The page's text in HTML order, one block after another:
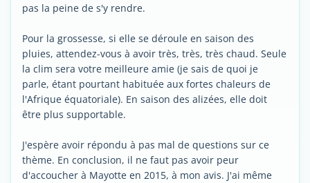
pas la peine de s'y rendre.
Pour la grossesse, si elle se déroule en saison des
pluies, attendez-vous à avoir très, très, très chaud. Seule
la clim sera votre meilleure amie (je sais de quoi je
parle, étant pourtant habituée aux fortes chaleurs de
l'Afrique équatoriale). En saison des alizées, elle doit
être plus supportable.
J'espère avoir répondu à pas mal de questions sur ce
thème. En conclusion, il ne faut pas avoir peur
d'accoucher à Mayotte en 2015, à mon avis. J'ai même